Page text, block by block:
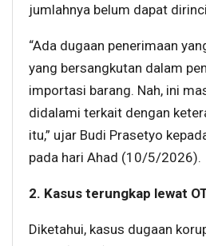
jumlahnya belum dapat
“Ada dugaan penerimaan
yang bersangkutan dalam
importasi barang. Nah, ini
didalami terkait dengan
itu,” ujar Budi Prasetyo
pada hari Ahad (10/5/2026).
2. Kasus terungkap lewat
Diketahui, kasus dugaan